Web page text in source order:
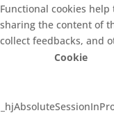
Functional cookies
sharing the content of
collect feedbacks, and
Cookie